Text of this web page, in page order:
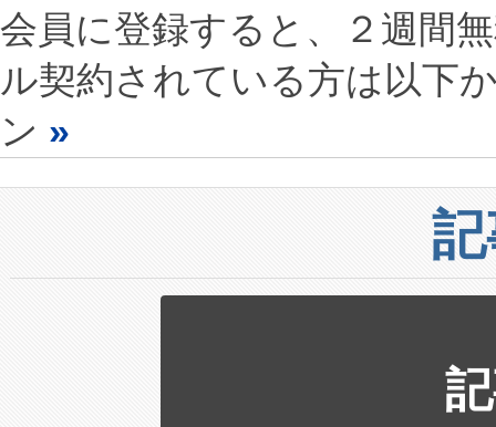
会員に登録すると、２週間
ル契約されている方は以下
ン »